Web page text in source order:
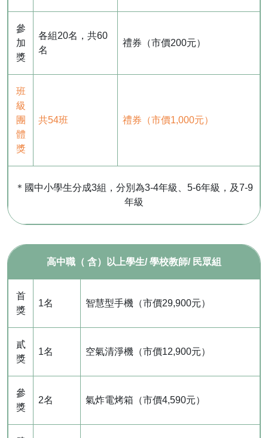
參
加
獎
各組20名，共60
名
禮券（市價200元）
班
級
團
體
獎
共54班 禮券（市價1,000元）
＊國中小學生分成3組，分別為3-4年級、5-6年級，及7-9
年級
高中職（ 含）以上學生/ 學校教師/ 民眾組
首
獎
1名 智慧型手機（市價29,900元）
貳
獎
1名 空氣清淨機（市價12,900元）
參
獎
2名 氣炸電烤箱（市價4,590元）